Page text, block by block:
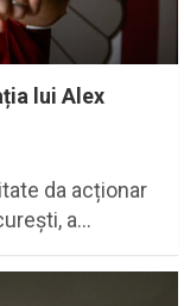
lui Alex
da acționar
a…